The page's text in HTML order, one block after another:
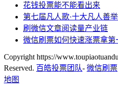
花钱投票能不能看出来
第七届凡人歌·十大凡人善
刷微信文章阅读量产业链
微信刷票如何快速涨票拿第
Copyright https://
Reserved. 百皓投票团队- 微信刷票
地图